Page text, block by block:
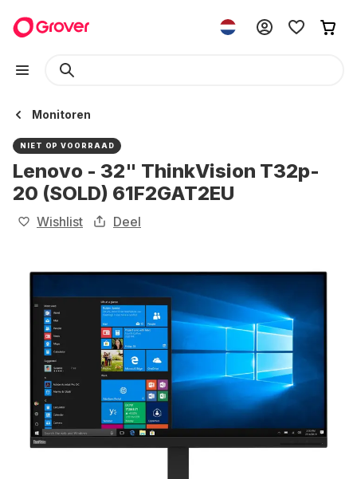
Monitoren
NIET OP VOORRAAD
Lenovo - 32" ThinkVision T32p-
20 (SOLD) 61F2GAT2EU
Wishlist Deel